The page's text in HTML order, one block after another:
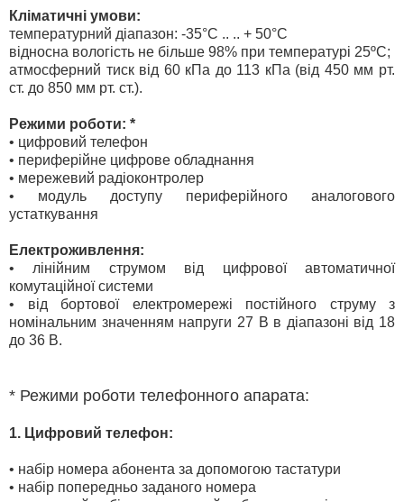
Кліматичні умови:
температурний діапазон: -35°С .. .. + 50°С
відносна вологість не більше 98% при температурі 25ºС;
атмосферний тиск від 60 кПа до 113 кПа (від 450 мм рт.
ст. до 850 мм рт. ст.).
Режими роботи: *
• цифровий телефон
• периферійне цифрове обладнання
• мережевий радіоконтролер
• модуль доступу периферійного аналогового
устаткування
Електроживлення:
• лінійним струмом від цифрової автоматичної
комутаційної системи
• від бортової електромережі постійного струму з
номінальним значенням напруги 27 В в діапазоні від 18
до 36 В.
* Режими роботи телефонного апарата:
1. Цифровий телефон:
• набір номера абонента за допомогою тастатури
• набір попередньо заданого номера